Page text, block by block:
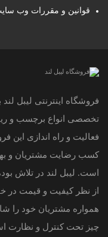
قوانین و مقررات وب
تخصصی انواع برچسب و
فعالیت و راه اندازی این
کسب رضایت مشتریان و
است. لیبل لند در تلاش
از نظر کیفیت و قیمت در
همواره مشتریان خود را
چیز تحت کنترل و نظارت